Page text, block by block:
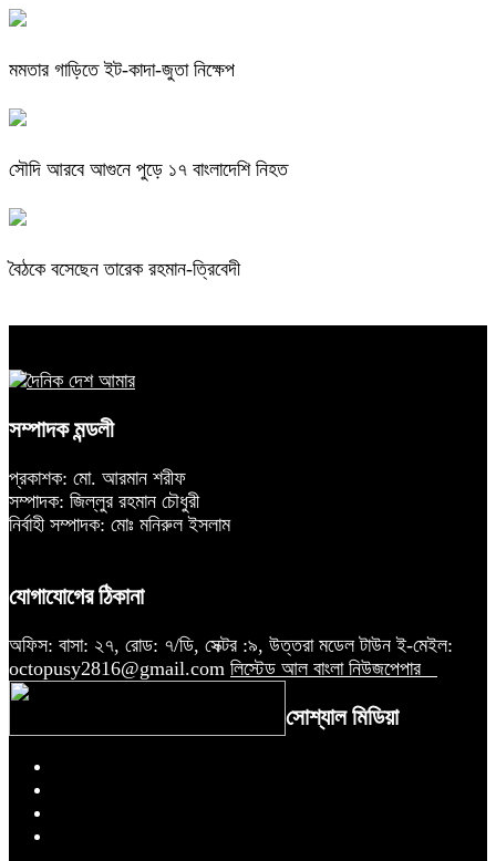
মমতার গাড়িতে ইট-কাদা-জুতা নিক্ষেপ
সৌদি আরবে আগুনে পুড়ে ১৭ বাংলাদেশি নিহত
বৈঠকে বসেছেন তারেক রহমান-ত্রিবেদী
সম্পাদক মন্ডলী
প্রকাশক: মো. আরমান শরীফ
সম্পাদক: জিল্লুর রহমান চৌধুরী
নির্বাহী সম্পাদক: মোঃ মনিরুল ইসলাম
যোগাযোগের ঠিকানা
অফিস: বাসা: ২৭, রোড: ৭/ডি, সেক্টর :৯, উত্তরা মডেল টাউন ই-মেইল:
octopusy2816@gmail.com লিস্টেড আল বাংলা নিউজপেপার
সোশ্যাল মিডিয়া